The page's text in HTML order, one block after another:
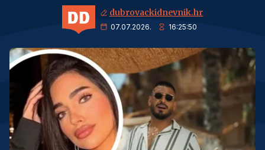
dubrovackidnevnik.hr
07.07.2026. 16:25:50